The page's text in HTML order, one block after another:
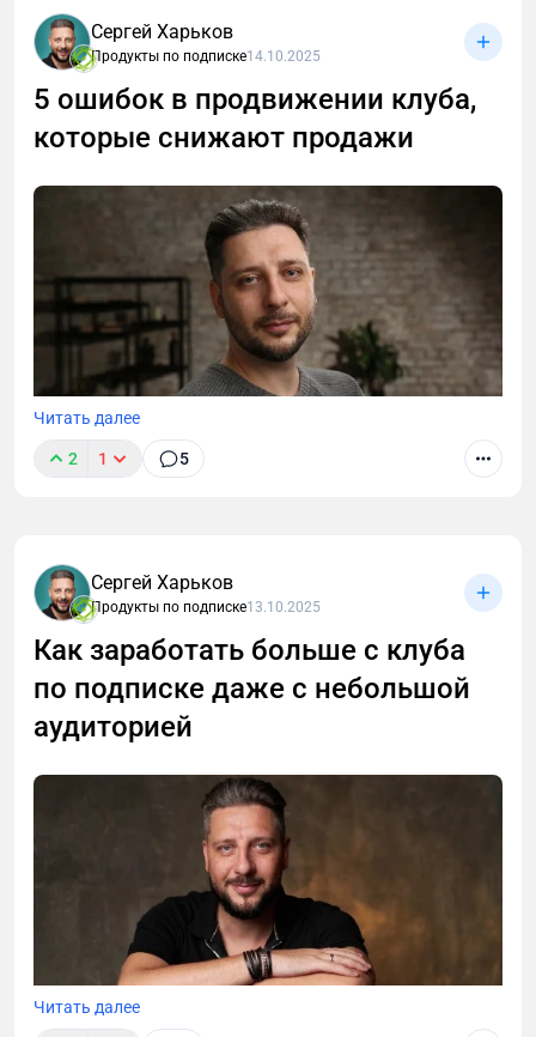
Сергей Харьков
Продукты по подписке14.10.2025
5 ошибок в продвижении клуба,
которые снижают продажи
растут, реклама не окупается, аудитория “думает”,
но не платит.
Читать далее
2 1 5
Сергей Харьков
Продукты по подписке13.10.2025
Как заработать больше с клуба
по подписке даже с небольшой
аудиторией
Читать далее